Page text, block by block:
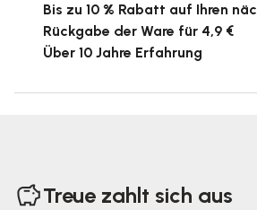
Bis zu 10 % Rabatt auf Ihren
Rückgabe der Ware für 4,9 €
Über 10 Jahre Erfahrung
Treue zahlt sich aus